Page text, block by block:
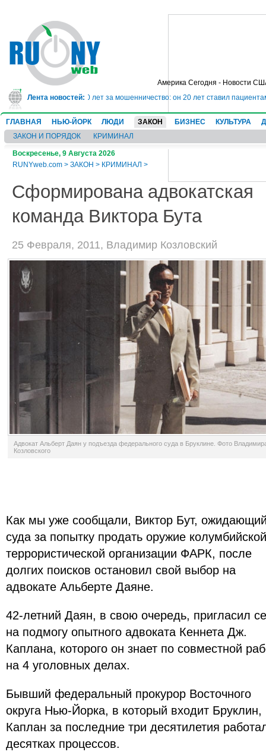
Америка Сегодня - Новости
Лента новостей:
сядет в тюрьму на 10 лет за мошенничество: он 20 лет ставил
ГЛАВНАЯ НЬЮ-ЙОРК ЛЮДИ ЗАКОН БИЗНЕС КУЛЬТУРА
ЗАКОН И ПОРЯДОК
КРИМИНАЛ
Воскресенье, 9 Августа 2026
RUNYweb.com > ЗАКОН > КРИМИНАЛ >
Сформирована адвокатская
команда Виктора Бута
25 Февраля, 2011, Владимир Козловский
Адвокат Альберт Даян у подъезда федерального суда в Бруклине. Фото
Козловского
Как мы уже сообщали, Виктор Бут,
суда за попытку продать оружие колумбийской
террористической организации ФАРК, после
долгих поисков остановил свой выбор на
адвокате Альберте Даяне.
42-летний Даян, в свою очередь, пригласил
на подмогу опытного адвоката Кеннета Дж.
Каплана, которого он знает по совместной
на 4 уголовных делах.
Бывший федеральный прокурор Восточного
округа Нью-Йорка, в который входит Бруклин,
Каплан за последние три десятилетия
десятках процессов.